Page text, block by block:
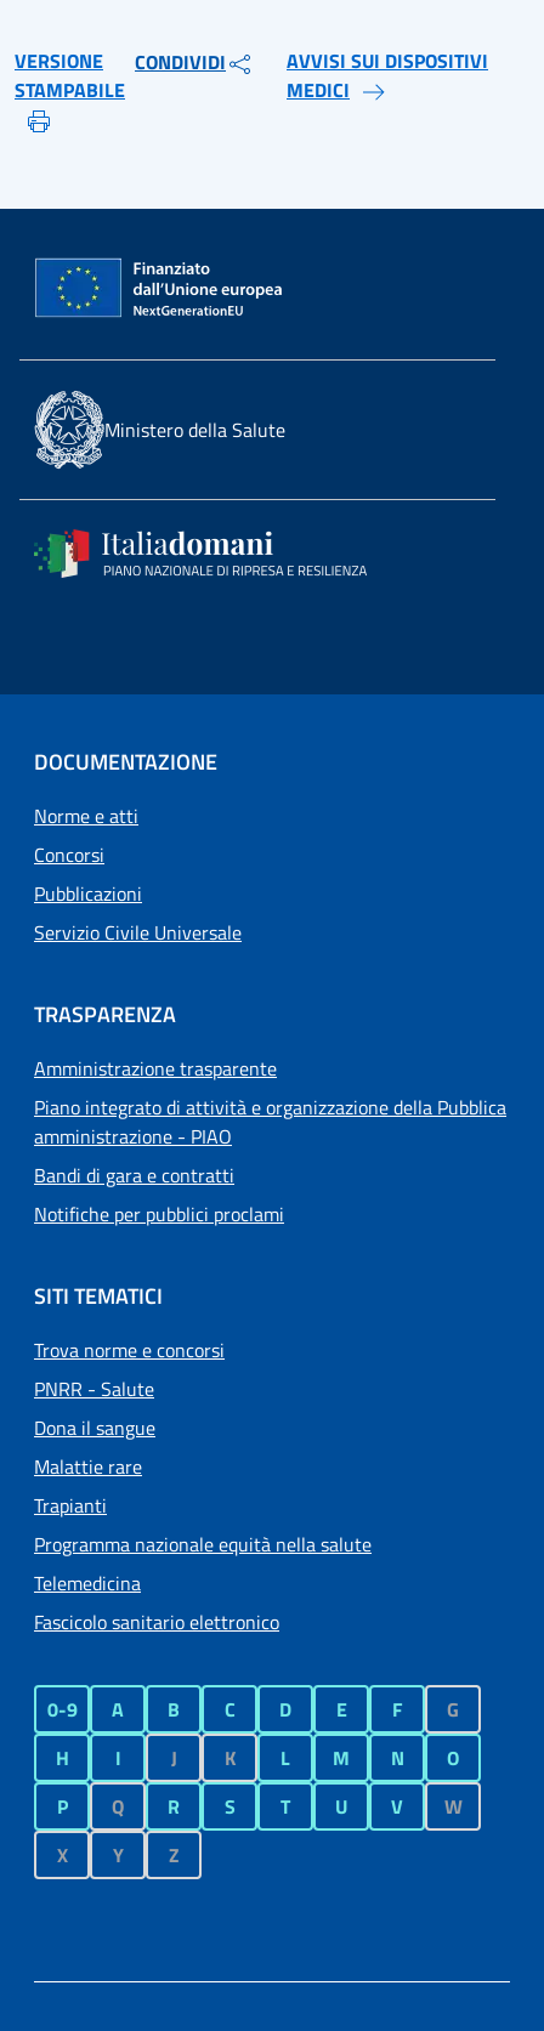
VERSIONE
STAMPABILE
CONDIVIDI
AVVISI SUI DISPOSITIVI
MEDICI
Ministero della Salute
DOCUMENTAZIONE
Norme e atti
Concorsi
Pubblicazioni
Servizio Civile Universale
TRASPARENZA
Amministrazione trasparente
Piano integrato di attività e organizzazione della Pubblica
amministrazione - PIAO
Bandi di gara e contratti
Notifiche per pubblici proclami
SITI TEMATICI
Trova norme e concorsi
PNRR - Salute
Dona il sangue
Malattie rare
Trapianti
Programma nazionale equità nella salute
Telemedicina
Fascicolo sanitario elettronico
0-9 A B C D E F
G
H
I J K L M N
O
P
Q R S T U V
W
X
Y Z